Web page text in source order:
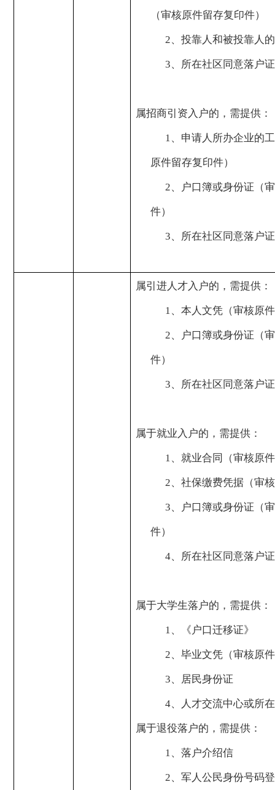
（审核原件留存复印件）
2、投靠人和被投靠人
3、所在社区同意落户
属招商引资入户的，需提供：
1、申请人所办企业的
原件留存复印件）
2、户口簿或身份证（
件）
3、所在社区同意落户
属引进人才入户的，需提供：
1、本人文凭（审核原
2、户口簿或身份证（
件）
3、所在社区同意落户
属于就业入户的，需提供：
1、就业合同（审核原
2、社保缴费凭据（审
3、户口簿或身份证（
件）
4、所在社区同意落户
属于大学生落户的，需提供：
1、《户口迁移证》
2、毕业文凭（审核原
3、居民身份证
4、人才交流中心或所
属于退役落户的，需提供：
1、落户介绍信
2、军人公民身份号码